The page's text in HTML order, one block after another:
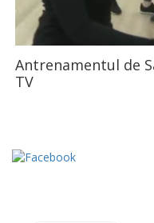
Antrenamentul de
TV